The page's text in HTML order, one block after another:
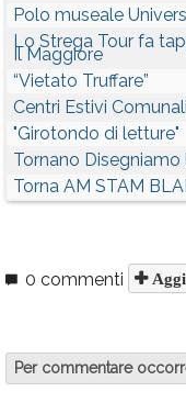
Polo museale
Lo Strega Tour fa
Il Maggiore
“Vietato Truffare”
Centri Estivi
"Girotondo di letture"
Tornano Disegniamo
Torna AM STAM
0 commenti
Per commentare